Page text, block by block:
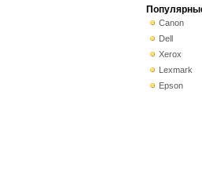
Canon
Dell
Xerox
Lexmark
Epson